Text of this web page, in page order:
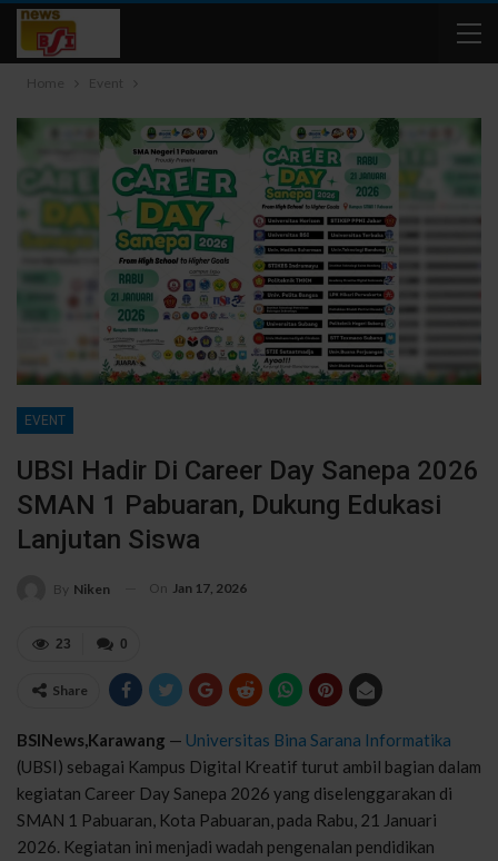
Home Event
EVENT
UBSI Hadir Di Career Day Sanepa 2026
SMAN 1 Pabuaran, Dukung Edukasi
Lanjutan Siswa
By Niken On Jan 17, 2026
0
23
Share
BSINews,Karawang — Universitas Bina Sarana Informatika
(UBSI) sebagai Kampus Digital Kreatif turut ambil bagian dalam
kegiatan Career Day Sanepa 2026 yang diselenggarakan di
SMAN 1 Pabuaran, Kota Pabuaran, pada Rabu, 21 Januari
2026. Kegiatan ini menjadi wadah pengenalan pendidikan